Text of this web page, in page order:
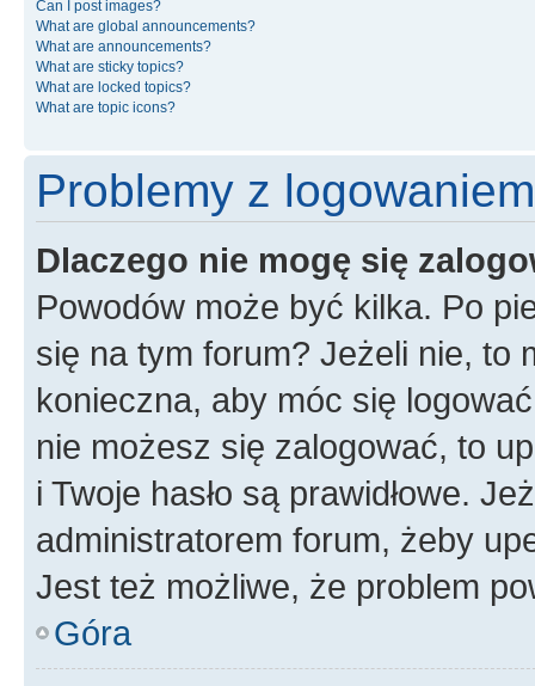
Can I post images?
What are global announcements?
What are announcements?
What are sticky topics?
What are locked topics?
What are topic icons?
Problemy z
Dlaczego nie mogę się
Powodów może być kilka. Po
się na tym forum? Jeżeli nie, to
konieczna, aby móc się
nie możesz się zalogować, to
i Twoje hasło są prawidłowe.
administratorem forum, żeby
Jest też możliwe, że problem
Góra